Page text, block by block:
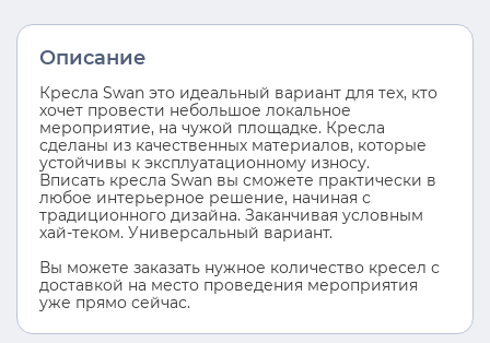
Описание
Кресла Swan это идеальный вариант для тех, кто
хочет провести небольшое локальное
мероприятие, на чужой площадке. Кресла
сделаны из качественных материалов, которые
устойчивы к эксплуатационному износу.
Вписать кресла Swan вы сможете практически в
любое интерьерное решение, начиная с
традиционного дизайна. Заканчивая условным
хай-теком. Универсальный вариант.
Вы можете заказать нужное количество кресел с
доставкой на место проведения мероприятия
уже прямо сейчас.